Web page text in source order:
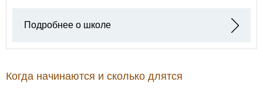
Подробнее о школе
Когда начинаются и сколько длятся